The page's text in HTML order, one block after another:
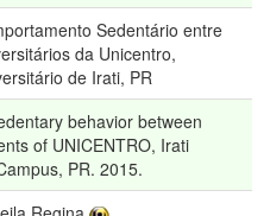
Sedentário entre
da Unicentro,
de Irati, PR
behavior between
of UNICENTRO, Irati
PR. 2015.